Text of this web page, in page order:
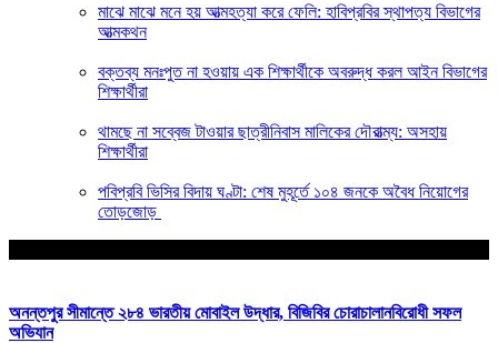
মাঝে মাঝে মনে হয় আত্মহত্যা করে ফেলি: হাবিপ্রবির স্থাপত্য বিভাগের
আত্মকথন
বক্তব্য মনঃপুত না হওয়ায় এক শিক্ষার্থীকে অবরুদ্ধ করল আইন বিভাগের
শিক্ষার্থীরা
থামছে না সব্বেজ টাওয়ার ছাত্রীনিবাস মালিকের দৌরাত্ম্য: অসহায়
শিক্ষার্থীরা
পবিপ্রবি ভিসির বিদায় ঘণ্টা: শেষ মুহূর্তে ১০৪ জনকে অবৈধ নিয়োগের
তোড়জোড়
অনন্তপুর সীমান্তে ২৮৪ ভারতীয় মোবাইল উদ্ধার, বিজিবির চোরাচালানবিরোধী সফল
অভিযান